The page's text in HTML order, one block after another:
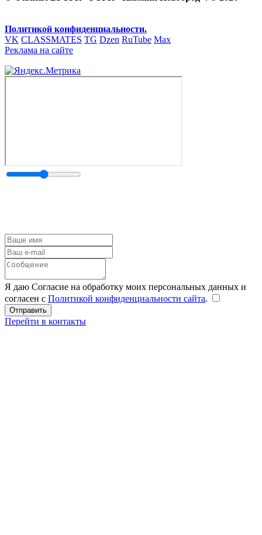
Политикой конфиденциальности.
VK CLASSMATES TG Dzen RuTube Max
Реклама на сайте
Я даю Согласие на обработку моих персональных данных и
согласен с Политикой конфиденциальности сайта.
Перейти в контакты